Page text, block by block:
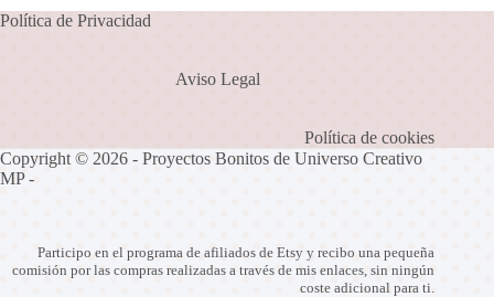
Política de Privacidad
Aviso Legal
Política de cookies
Copyright © 2026 - Proyectos Bonitos de Universo Creativo
MP -
Participo en el programa de afiliados de Etsy y recibo una pequeña
comisión por las compras realizadas a través de mis enlaces, sin ningún
coste adicional para ti.